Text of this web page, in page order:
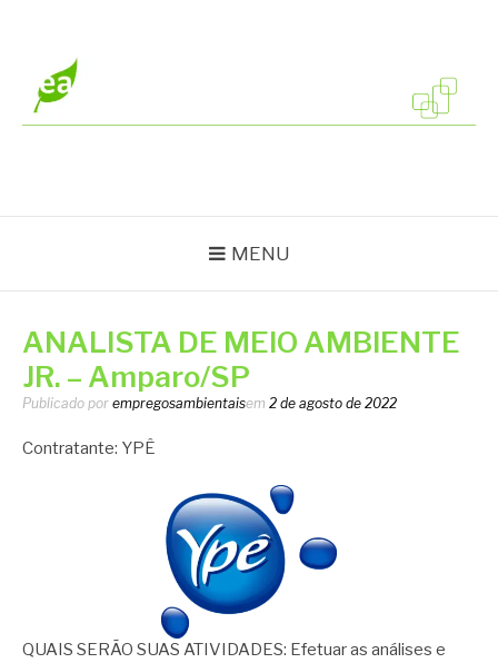
conteúdo
MENU
ANALISTA DE MEIO AMBIENTE
JR. – Amparo/SP
Publicado por empregosambientaisem 2 de agosto de 2022
Contratante: YPÊ
QUAIS SERÃO SUAS ATIVIDADES: Efetuar as análises e